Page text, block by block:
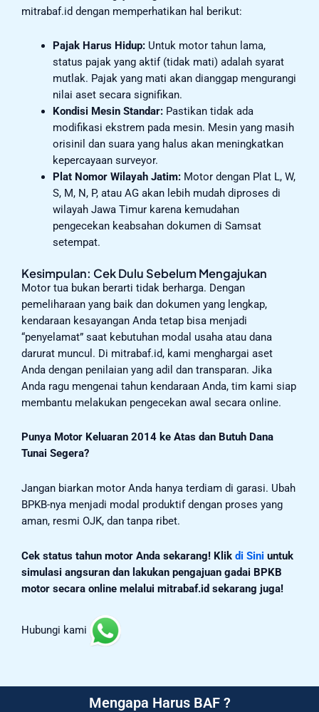
mitrabaf.id dengan memperhatikan hal berikut:
Pajak Harus Hidup:Untuk motor tahun lama,
status pajak yang aktif (tidak mati) adalah syarat
mutlak. Pajak yang mati akan dianggap mengurangi
nilai aset secara signifikan.
Kondisi Mesin Standar:Pastikan tidak ada
modifikasi ekstrem pada mesin. Mesin yang masih
orisinil dan suara yang halus akan meningkatkan
kepercayaan surveyor.
Plat Nomor Wilayah Jatim:Motor dengan Plat L, W,
S, M, N, P, atau AG akan lebih mudah diproses di
wilayah Jawa Timur karena kemudahan
pengecekan keabsahan dokumen di Samsat
setempat.
Kesimpulan: Cek Dulu Sebelum Mengajukan
Motor tua bukan berarti tidak berharga. Dengan
pemeliharaan yang baik dan dokumen yang lengkap,
kendaraan kesayangan Anda tetap bisa menjadi
“penyelamat” saat kebutuhan modal usaha atau dana
darurat muncul. Di mitrabaf.id, kami menghargai aset
Anda dengan penilaian yang adil dan transparan. Jika
Anda ragu mengenai tahun kendaraan Anda, tim kami siap
membantu melakukan pengecekan awal secara online.
Punya Motor Keluaran 2014 ke Atas dan Butuh Dana
Tunai Segera?
Jangan biarkan motor Anda hanya terdiam di garasi. Ubah
BPKB-nya menjadi modal produktif dengan proses yang
aman, resmi OJK, dan tanpa ribet.
Cek status tahun motor Anda sekarang! Klik di Sini untuk
simulasi angsuran dan lakukan pengajuan gadai BPKB
motor secara online melalui mitrabaf.id sekarang juga!
Hubungi kami
Mengapa Harus BAF ?